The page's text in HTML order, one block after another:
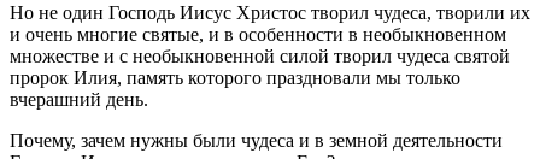
Но не один Господь Иисус Христос творил чудеса, творили их
и очень многие святые, и в особенности в необыкновенном
множестве и с необыкновенной силой творил чудеса святой
пророк Илия, память которого праздновали мы только
вчерашний день.
Почему, зачем нужны были чудеса и в земной деятельности